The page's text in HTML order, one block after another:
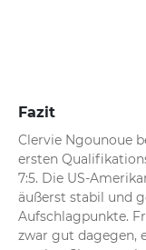
Fazit
Clervie Ngounoue
ersten
7:5. Die US-
äußerst stabil und
Aufschlagpunkte.
zwar gut dagegen,